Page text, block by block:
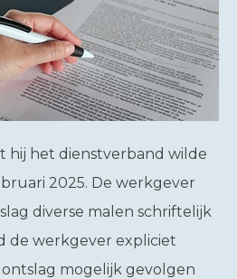
hij het dienstverband wilde
2025. De werkgever
diverse malen schriftelijk
de werkgever expliciet
mogelijk gevolgen